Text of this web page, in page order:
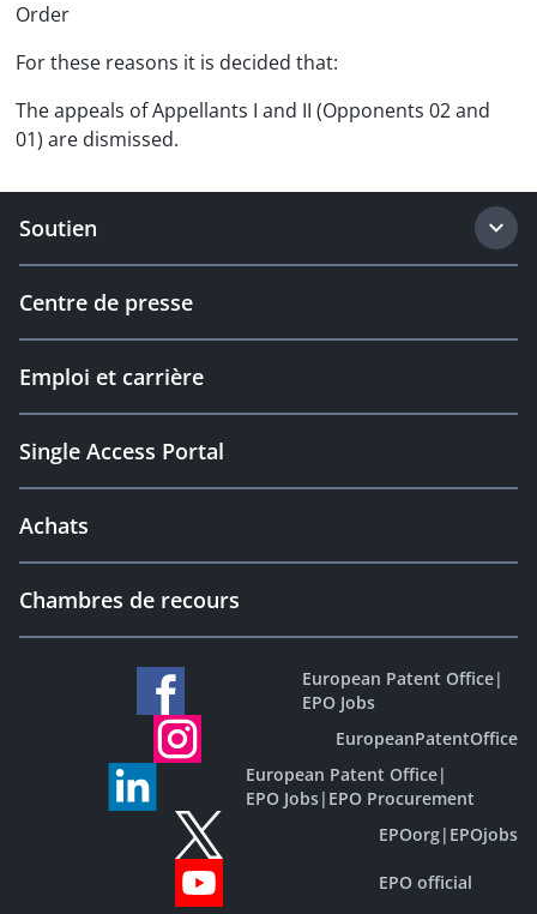
Order
For these reasons it is decided that:
The appeals of Appellants I and II (Opponents 02 and
01) are dismissed.
Soutien
Centre de presse
Emploi et carrière
Single Access Portal
Achats
Chambres de recours
European Patent Office|
EPO Jobs
EuropeanPatentOffice
European Patent Office|
EPO Jobs| EPO Procurement
EPOorg| EPOjobs
EPO official